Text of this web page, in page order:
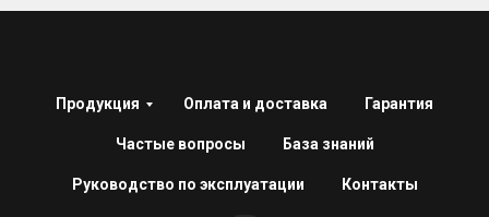
Продукция Оплата и доставка Гарантия
Частые вопросы База знаний
Руководство по эксплуатации Контакты